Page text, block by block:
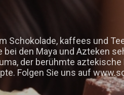
Schokolade, kaffees und
den Maya und Azteken
der berühmte
Folgen Sie uns auf